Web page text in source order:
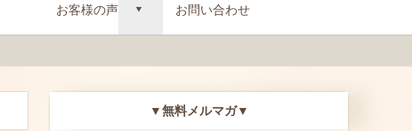
お客様の声 d お問い合わせ
▼無料メルマガ▼